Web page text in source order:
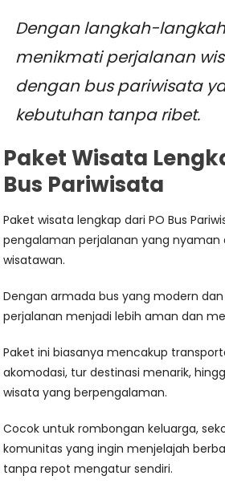
Dengan langkah-
menikmati perjalanan
dengan bus pariwisata
kebutuhan tanpa ribet.
Paket Wisata
Bus Pariwisata
Paket wisata lengkap dari PO Bus
pengalaman perjalanan yang nyaman
wisatawan.
Dengan armada bus yang modern
perjalanan menjadi lebih aman dan
Paket ini biasanya mencakup
akomodasi, tur destinasi menarik,
wisata yang berpengalaman.
Cocok untuk rombongan keluarga,
komunitas yang ingin menjelajah
tanpa repot mengatur sendiri.